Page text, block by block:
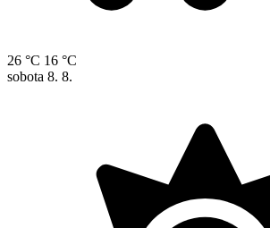
26 °C 16 °C
sobota 8. 8.